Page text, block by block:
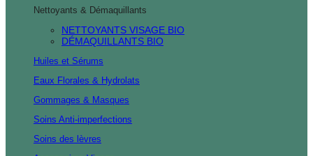
Nettoyants & Démaquillants
NETTOYANTS VISAGE BIO
DÉMAQUILLANTS BIO
Huiles et Sérums
Eaux Florales & Hydrolats
Gommages & Masques
Soins Anti-imperfections
Soins des lèvres